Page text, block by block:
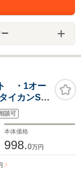
・1オー
イカンSエ
リーガー
談可
本体価格
998.0万円